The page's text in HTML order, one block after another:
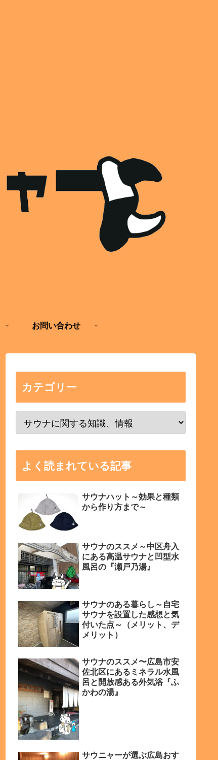
お問い合わせ
カテゴリー
よく読まれている記事
サウナハット～効果と種類
から作り方まで～
サウナのススメ～中区舟入
にある高温サウナと凹型水
風呂の『瀬戸乃湯』
サウナのある暮らし～自宅
サウナを設置した感想と気
付いた点～（メリット、デ
メリット）
サウナのススメ〜広島市安
佐北区にあるミネラル水風
呂と開放感ある外気浴『ふ
かわの湯』
サウニャーが選ぶ広島おす